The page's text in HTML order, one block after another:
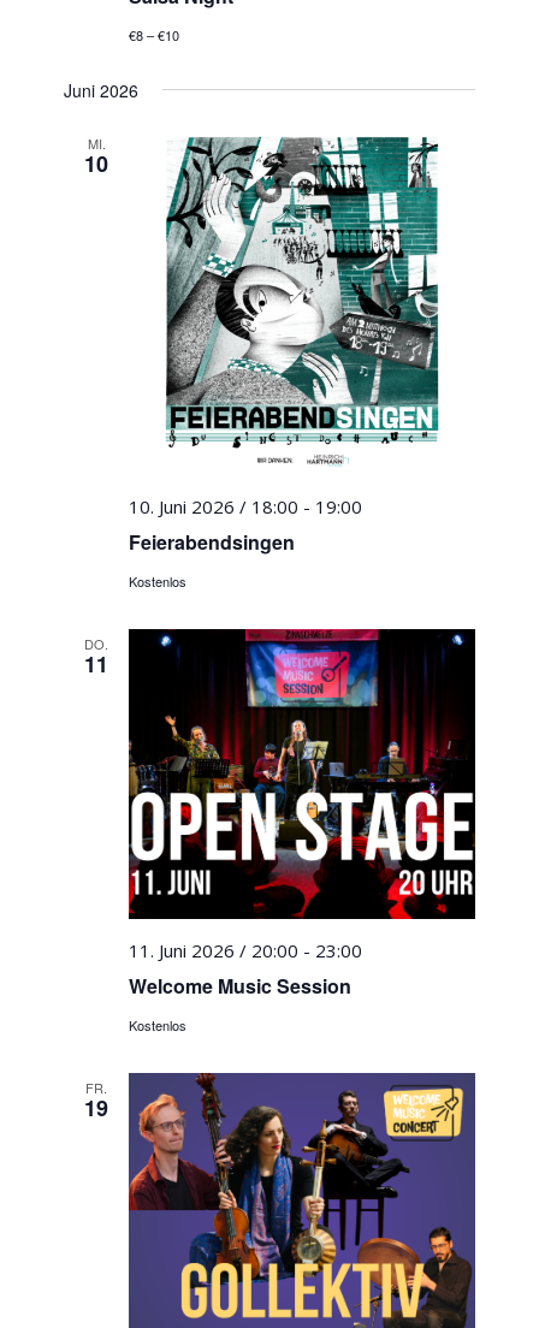
€8 – €10
Juni 2026
MI.
10
Feierabendsingen
10. Juni 2026 / 18:00 - 19:00
Kostenlos
DO.
11
Welcome Music Session
11. Juni 2026 / 20:00 - 23:00
Kostenlos
FR.
19